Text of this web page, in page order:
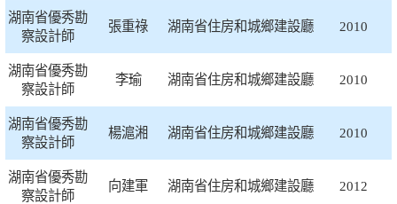
湖南省優秀勘
察設計師
張重祿 湖南省住房和城鄉建設廳 2010
湖南省優秀勘
察設計師
李瑜 湖南省住房和城鄉建設廳 2010
湖南省優秀勘
察設計師
楊滬湘 湖南省住房和城鄉建設廳 2010
湖南省優秀勘
察設計師
向建軍 湖南省住房和城鄉建設廳 2012